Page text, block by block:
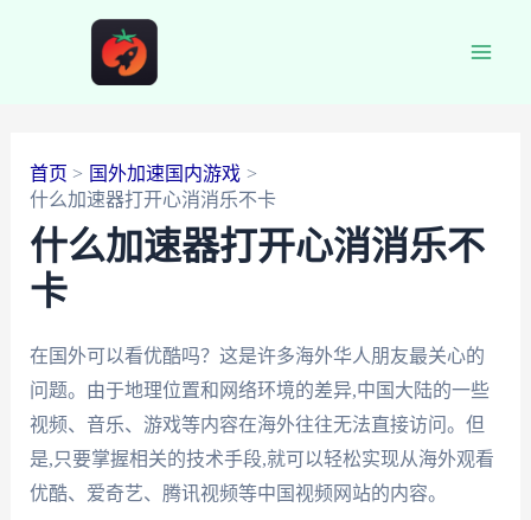
首页
国外加速国内游戏
什么加速器打开心消消乐不卡
什么加速器打开心消消乐不
卡
在国外可以看优酷吗？这是许多海外华人朋友最关心的
问题。由于地理位置和网络环境的差异,中国大陆的一些
视频、音乐、游戏等内容在海外往往无法直接访问。但
是,只要掌握相关的技术手段,就可以轻松实现从海外观看
优酷、爱奇艺、腾讯视频等中国视频网站的内容。